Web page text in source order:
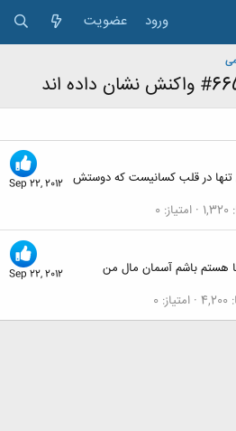
ورود عضویت
Sep 22, 2012
در قلب کسانیست که دوستش
1,320 امتیاز 0
Sep 22, 2012
هستم باشم آسمان مال من
4,200 امتیاز 0